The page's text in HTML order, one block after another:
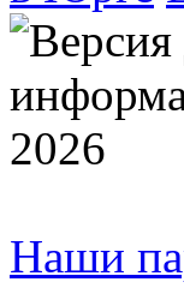
2026
Наши